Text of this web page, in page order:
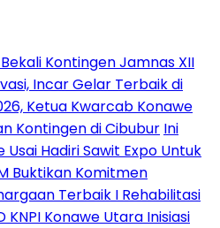
Kontingen Jamnas XII
Incar Gelar Terbaik di
Ketua Kwarcab Konawe
Kontingen di Cibubur Ini
Hadiri Sawit Expo Untuk
Buktikan Komitmen
Terbaik I Rehabilitasi
KNPI Konawe Utara Inisiasi